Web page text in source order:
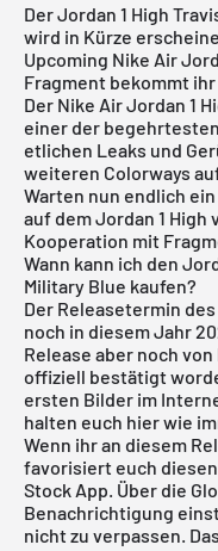
Der Jordan 1 High
wird in Kürze
Upcoming Nike Air
Fragment bekommt
Der Nike Air Jordan 1
einer der
etlichen Leaks und
weiteren Colorways
Warten nun endlich
auf dem Jordan 1 High
Kooperation mit
Wann kann ich den
Military Blue kaufen?
Der Releasetermin
noch in diesem Jahr
Release aber noch
offiziell bestätigt
ersten Bilder im
halten euch hier wie
Wenn ihr an diesem
favorisiert euch
Stock App. Über die
Benachrichtigung
nicht zu verpassen.